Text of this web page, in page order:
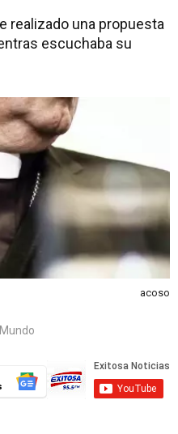
realizado una propuesta
escuchaba su
acoso
Mundo